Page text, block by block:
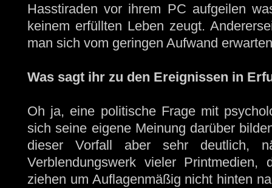
Hasstiraden vor ihrem PC aufgeilen
keinem erfüllten Leben zeugt.
man sich vom geringen Aufwand
Was sagt ihr zu den Ereignissen in
Oh ja, eine politische Frage mit
sich seine eigene Meinung darüber
dieser Vorfall aber sehr deutlich,
Verblendungswerk vieler
ziehen um Auflagenmäßig nicht hinten